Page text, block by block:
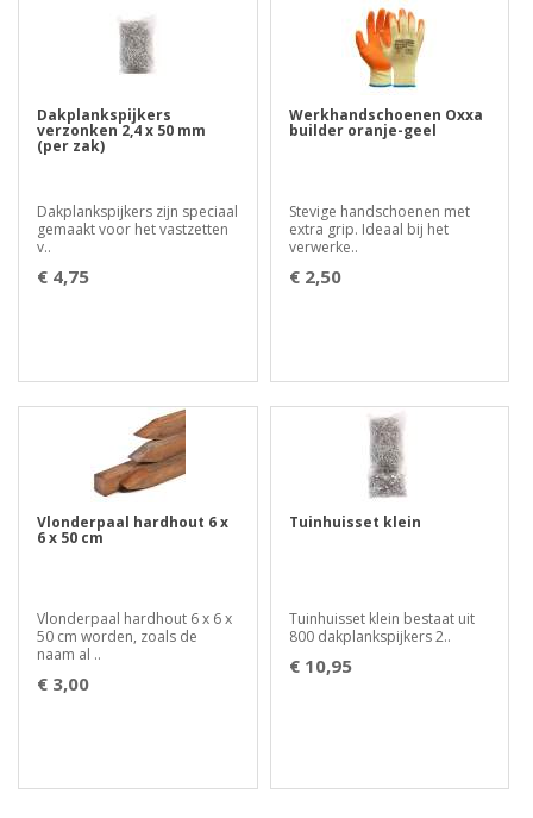
Dakplankspijkers
verzonken 2,4 x 50 mm
(per zak)
Dakplankspijkers zijn speciaal
gemaakt voor het vastzetten
v..
€ 4,75
Werkhandschoenen Oxxa
builder oranje-geel
Stevige handschoenen met
extra grip. Ideaal bij het
verwerke..
€ 2,50
Vlonderpaal hardhout 6 x
6 x 50 cm
Vlonderpaal hardhout 6 x 6 x
50 cm worden, zoals de
naam al ..
€ 3,00
Tuinhuisset klein
Tuinhuisset klein bestaat uit
800 dakplankspijkers 2..
€ 10,95